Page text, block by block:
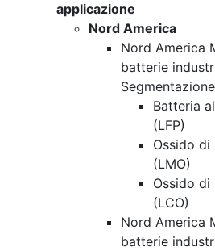
applicazione
Nord America
Nord America
batterie
Batteria
(LFP)
Ossido di
(LMO)
Ossido
(LCO)
Nord America
batterie